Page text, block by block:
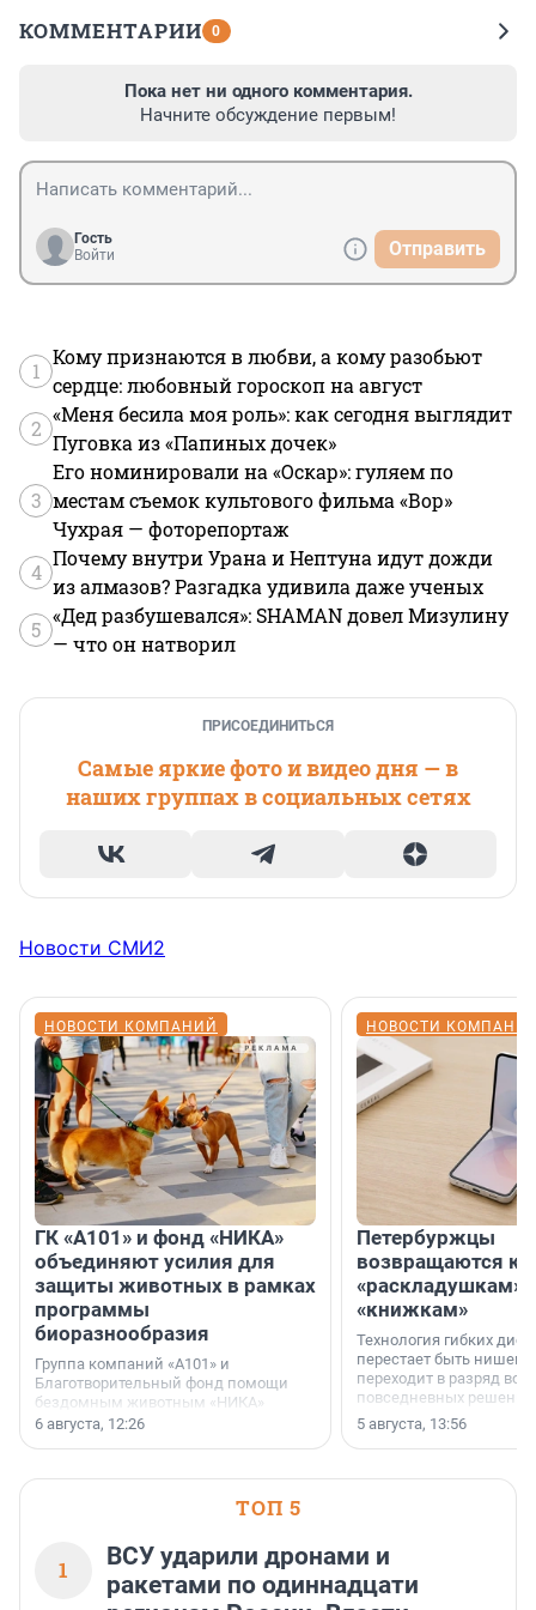
КОММЕНТАРИИ 0
Пока нет ни одного комментария.
Начните обсуждение первым!
Гость
Войти
Отправить
1
Кому признаются в любви, а кому разобьют
сердце: любовный гороскоп на август
2
«Меня бесила моя роль»: как сегодня выглядит
Пуговка из «Папиных дочек»
3
Его номинировали на «Оскар»: гуляем по
местам съемок культового фильма «Вор»
Чухрая — фоторепортаж
4
Почему внутри Урана и Нептуна идут дожди
из алмазов? Разгадка удивила даже ученых
5
«Дед разбушевался»: SHAMAN довел Мизулину
— что он натворил
ПРИСОЕДИНИТЬСЯ
Самые яркие фото и видео дня — в
наших группах в социальных сетях
Новости СМИ2
НОВОСТИ КОМПАНИЙ
ГК «А101» и фонд «НИКА»
объединяют усилия для
защиты животных в рамках
программы
биоразнообразия
Группа компаний «А101» и
Благотворительный фонд помощи
бездомным животным «НИКА»
заключили соглашение о
6 августа, 12:26
НОВОСТИ
Петербуржцы
возвращаются к
«раскладушкам»
«книжкам»
Технология гибких
перестает быть
переходит в разряд
повседневных
5 августа, 13:56
ТОП 5
1
ВСУ ударили дронами и
ракетами по одиннадцати